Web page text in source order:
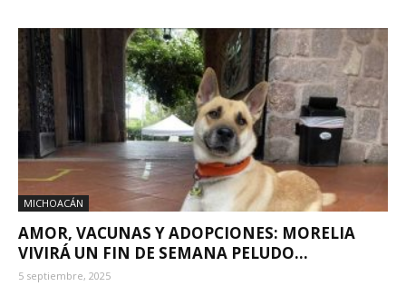
MICHOACÁN
AMOR, VACUNAS Y ADOPCIONES: MORELIA
VIVIRÁ UN FIN DE SEMANA PELUDO...
5 septiembre, 2025